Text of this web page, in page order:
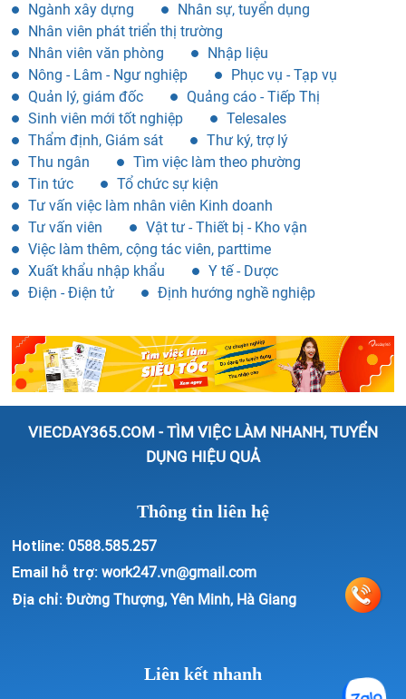
Ngành xây dựng
Nhân sự, tuyển dụng
Nhân viên phát triển thị trường
Nhân viên văn phòng
Nhập liệu
Nông - Lâm - Ngư nghiệp
Phục vụ - Tạp vụ
Quản lý, giám đốc
Quảng cáo - Tiếp Thị
Sinh viên mới tốt nghiệp
Telesales
Thẩm định, Giám sát
Thư ký, trợ lý
Thu ngân
Tìm việc làm theo phường
Tin tức
Tổ chức sự kiện
Tư vấn việc làm nhân viên Kinh doanh
Tư vấn viên
Vật tư - Thiết bị - Kho vận
Việc làm thêm, cộng tác viên, parttime
Xuất khẩu nhập khẩu
Y tế - Dược
Điện - Điện tử
Định hướng nghề nghiệp
VIECDAY365.COM - TÌM VIỆC LÀM NHANH, TUYỂN
DỤNG HIỆU QUẢ
Thông tin liên hệ
Hotline: 0588.585.257
Email hỗ trợ: work247.vn@gmail.com
Địa chỉ: Đường Thượng, Yên Minh, Hà Giang
Liên kết nhanh